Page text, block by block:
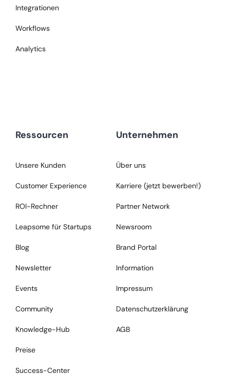
Integrationen
Workflows
Analytics
Ressourcen
Unsere Kunden
Customer Experience
ROI-Rechner
Leapsome für Startups
Blog
Newsletter
Events
Community
Knowledge-Hub
Preise
Success-Center
Unternehmen
Über uns
Karriere (jetzt bewerben!)
Partner Network
Newsroom
Brand Portal
Information
Impressum
Datenschutzerklärung
AGB